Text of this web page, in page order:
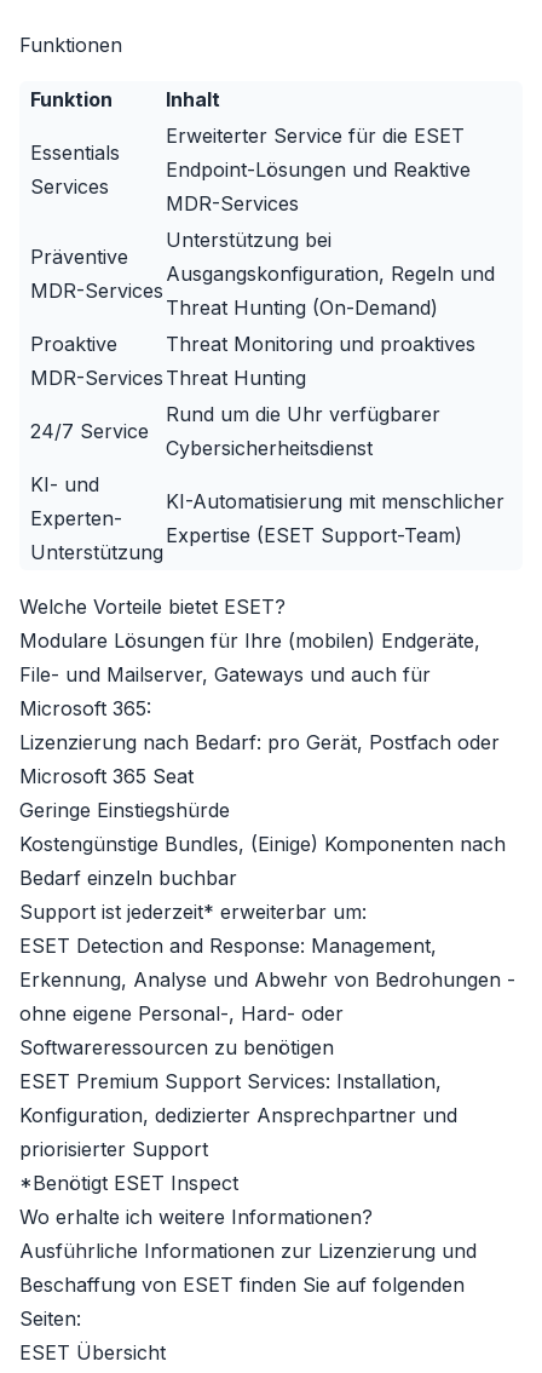
Funktionen
Funktion Inhalt
Essentials
Services
Erweiterter Service für die ESET
Endpoint-Lösungen und Reaktive
MDR-Services
Präventive
MDR-Services
Unterstützung bei
Ausgangskonfiguration, Regeln und
Threat Hunting (On-Demand)
Proaktive
MDR-Services
Threat Monitoring und proaktives
Threat Hunting
24/7 Service
Rund um die Uhr verfügbarer
Cybersicherheitsdienst
KI- und
Experten-
Unterstützung
KI-Automatisierung mit menschlicher
Expertise (ESET Support-Team)
Welche Vorteile bietet ESET?
Modulare Lösungen für Ihre (mobilen) Endgeräte,
File- und Mailserver, Gateways und auch für
Microsoft 365:
Lizenzierung nach Bedarf: pro Gerät, Postfach oder
Microsoft 365 Seat
Geringe Einstiegshürde
Kostengünstige Bundles, (Einige) Komponenten nach
Bedarf einzeln buchbar
Support ist jederzeit* erweiterbar um:
ESET Detection and Response: Management,
Erkennung, Analyse und Abwehr von Bedrohungen -
ohne eigene Personal-, Hard- oder
Softwareressourcen zu benötigen
ESET Premium Support Services: Installation,
Konfiguration, dedizierter Ansprechpartner und
priorisierter Support
*Benötigt ESET Inspect
Wo erhalte ich weitere Informationen?
Ausführliche Informationen zur Lizenzierung und
Beschaffung von ESET finden Sie auf folgenden
Seiten:
ESET Übersicht